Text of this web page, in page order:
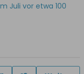
Juli vor etwa 100